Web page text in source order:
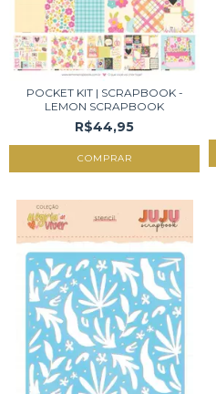
POCKET KIT | SCRAPBOOK -
LEMON SCRAPBOOK
R$44,95